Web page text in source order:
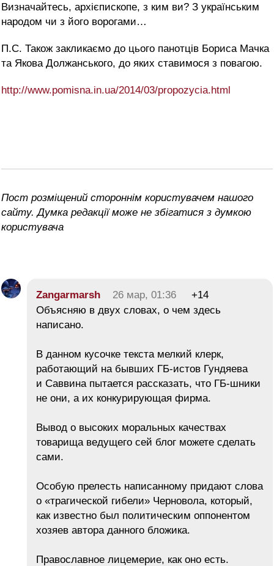
Визначайтесь, архієпископе, з ким ви? З українським
народом чи з його ворогами…
П.С. Також закликаємо до цього панотців Бориса Мачка
та Якова Должанського, до яких ставимося з повагою.
http://www.pomisna.in.ua/2014/03/propozycia.html
Пост розміщений стороннім користувачем нашого
сайту. Думка редакції може не збігатися з думкою
користувача
Zangarmarsh 26 мар, 01:36
+14
Объясняю в двух словах, о чем здесь
написано.
В данном кусочке текста мелкий клерк,
работающий на бывших ГБ-истов Гундяева
и Саввина пытается рассказать, что ГБ-шники
не они, а их конкурирующая фирма.
Вывод о высоких моральных качествах
товарища ведущего сей блог можете сделать
сами.
Особую прелесть написанному придают слова
о «трагической гибели» Черновола, который,
как известно был политическим оппонентом
хозяев автора данного бложика.
Православное лицемерие, как оно есть.